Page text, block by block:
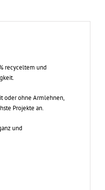
recyceltem und
oder ohne Armlehnen,
Projekte an.
und